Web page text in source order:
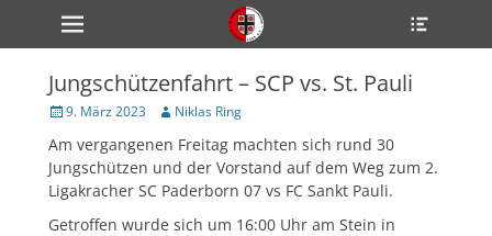
zum
Inhalt
Primärmenü
Jungschützenfahrt – SCP vs. St. Pauli
Veröffentlicht
9. März 2023 Author
Niklas Ring
Am vergangenen Freitag machten sich rund 30
Jungschützen und der Vorstand auf dem Weg zum 2.
Ligakracher SC Paderborn 07 vs FC Sankt Pauli.
Getroffen wurde sich um 16:00 Uhr am Stein in